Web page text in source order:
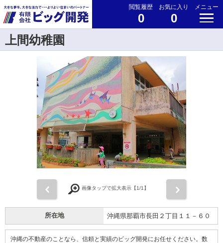
閲覧履歴
0
お気に入り
0
メニュー
上間幼稚園
画像タップで拡大表示【1/1】
所在地 沖縄県那覇市長田２丁目１１－６０
沖縄の不動産のことなら、信頼と実績のビッグ開発にお任せください。数